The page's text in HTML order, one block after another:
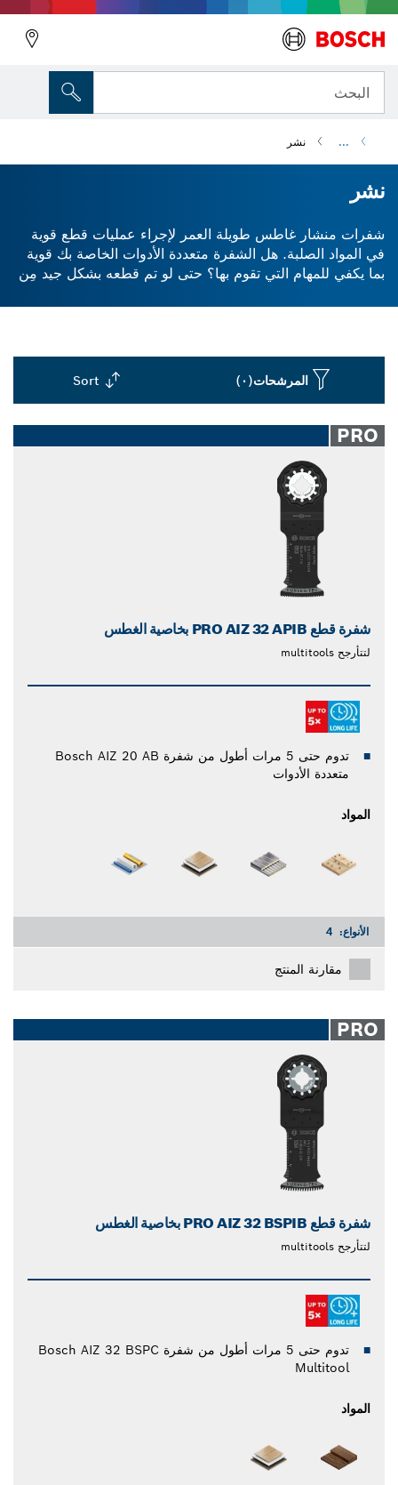
البحث
... نشر
نشر
شفرات منشار غاطس طويلة العمر لإجراء عمليات قطع قوية
في المواد الصلبة. هل الشفرة متعددة الأدوات الخاصة بك قوية
بما يكفي للمهام التي تقوم بها؟ حتى لو تم قطعه بشكل جيد مِن
طويلة كما تريد. يمكن أن تكون الشفرات البديلة متعددة الأدوات
Carbide Technology. وهذا يعني أنها تقطع بشكل جيد، وتنزلق
بشكل أقل، وتدوم لفترة أطول. للحصول على شفرات منشار
المقاوم للصدأ، اختر شفرات المنشار ذات الأدوات متعددة
الاستخدامات مِن Bosch.
المرشحات(٠) Sort
closed
PRO
شفرة قطع PRO AIZ 32 APIB بخاصية الغطس
لتتأرجح multitools
تدوم حتى 5 مرات أطول من شفرة Bosch AIZ 20 AB
متعددة الأدوات
المواد
الأنواع: 4
مقارنة المنتج
PRO
شفرة قطع PRO AIZ 32 BSPIB بخاصية الغطس
لتتأرجح multitools
تدوم حتى 5 مرات أطول من شفرة Bosch AIZ 32 BSPC
Multitool
المواد